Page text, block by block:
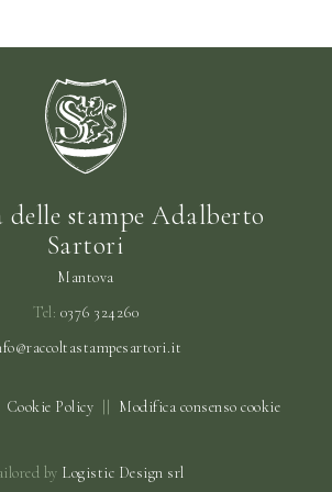
delle stampe Adalberto
Sartori
Mantova
Tel: 0376 324260
Cookie Policy Modifica consenso cookie
by Logistic Design srl